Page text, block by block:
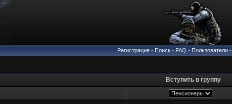
Регистрация• Поиск• FAQ • Пользователи•
Вступить в группу